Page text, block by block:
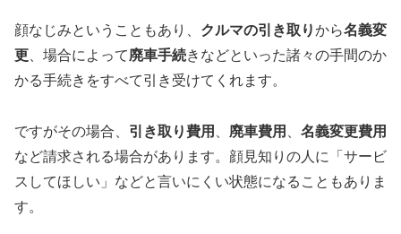
顔なじみということもあり、 クルマの引き取りから名義変
更 、場合によって廃車手続きなどといった諸々の手間のか
かる手続きをすべて引き受けてくれます。
ですがその場合、 引き取り費用 廃車費用
名義変更費用
など請求される場合があります。顔見知りの人に「サービ
スしてほしい」などと言いにくい状態になることもありま
す。